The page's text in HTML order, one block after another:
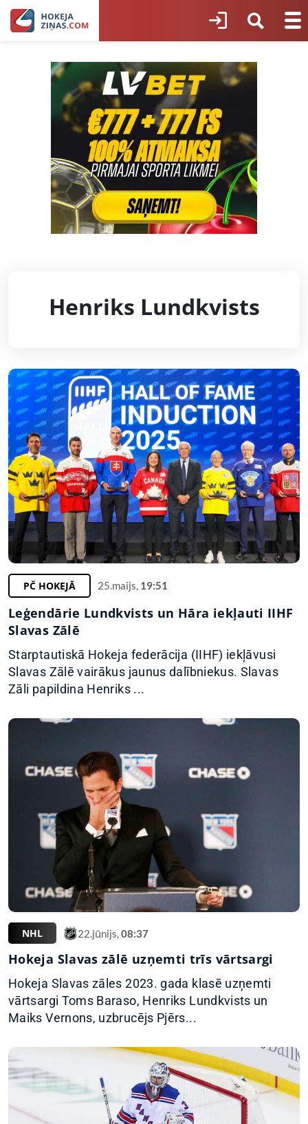
Henriks Lundkvists
PČ HOKEJĀ 25.maijs, 19:51
Leģendārie Lundkvists un Hāra iekļauti IIHF
Slavas Zālē
Starptautiskā Hokeja federācija (IIHF) iekļāvusi
Slavas Zālē vairākus jaunus dalībniekus. Slavas
Zāli papildina Henriks ...
NHL 22.jūnijs,08:37
Hokeja Slavas zālē uzņemti trīs vārtsargi
Hokeja Slavas zāles 2023. gada klasē uzņemti
vārtsargi Toms Baraso, Henriks Lundkvists un
Maiks Vernons, uzbrucējs Pjērs...